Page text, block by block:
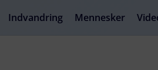
Indvandring Mennesker